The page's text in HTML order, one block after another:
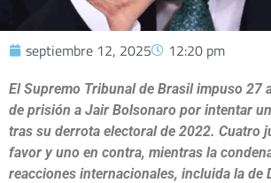
septiembre 12, 2025 12:20 pm
El Supremo Tribunal de Brasil impuso 27
de prisión a Jair Bolsonaro por intentar
tras su derrota electoral de 2022. Cuatro
favor y uno en contra, mientras la
reacciones internacionales, incluida la de